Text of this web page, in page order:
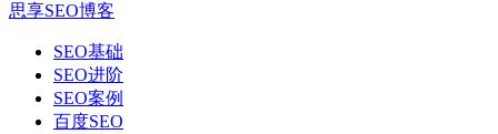
思享SEO博客
SEO基础
SEO进阶
SEO案例
百度SEO